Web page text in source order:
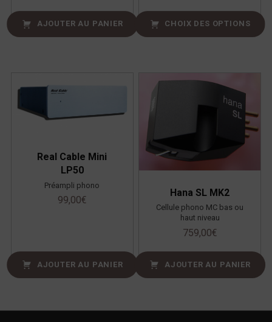
AJOUTER AU PANIER CHOIX DES OPTIONS
Real Cable Mini
LP50
Préampli phono
99,00€
AJOUTER AU PANIER
Hana SL MK2
Cellule phono MC bas ou
haut niveau
759,00€
AJOUTER AU PANIER
Navigation de l’article